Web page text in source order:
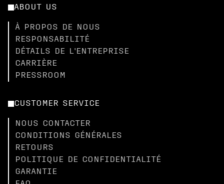
ABOUT US
À PROPOS DE NOUS
RESPONSABILITÉ
DÉTAILS DE L'ENTREPRISE
CARRIÈRE
PRESSROOM
CUSTOMER SERVICE
NOUS CONTACTER
CONDITIONS GÉNÉRALES
RETOURS
POLITIQUE DE CONFIDENTIALITÉ
GARANTIE